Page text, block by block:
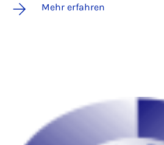
Mehr erfahren